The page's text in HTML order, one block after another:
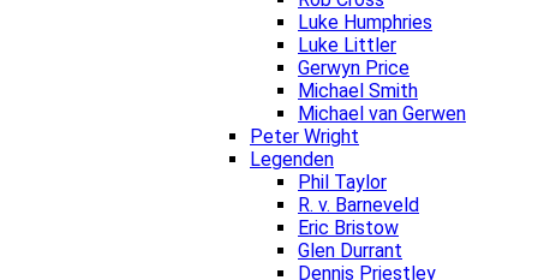
Luke Humphries
Luke Littler
Gerwyn Price
Michael Smith
Michael van Gerwen
Peter Wright
Legenden
Phil Taylor
R. v. Barneveld
Eric Bristow
Glen Durrant
Dennis Priestley